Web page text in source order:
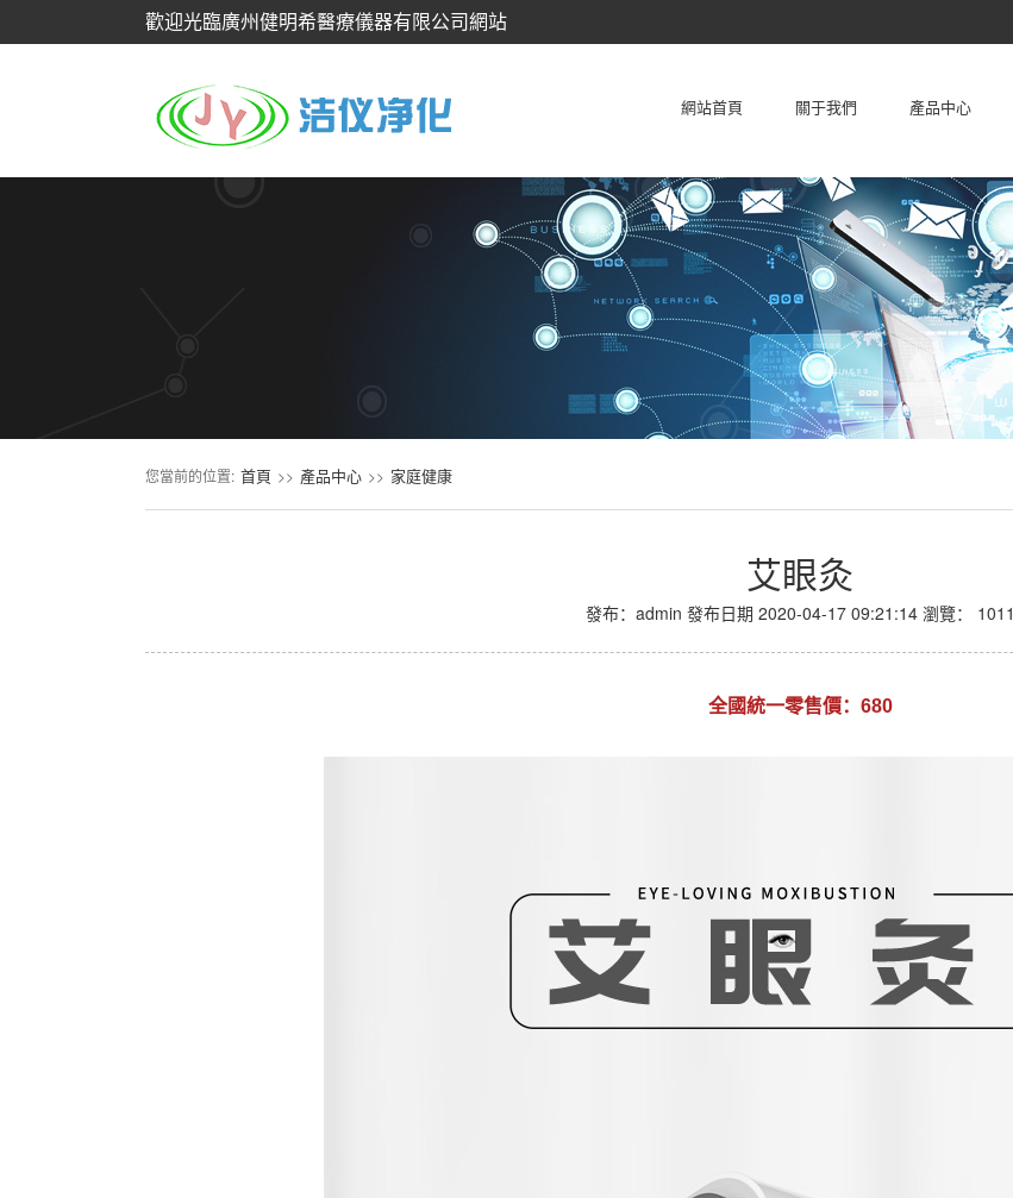
歡迎光臨廣州健明希醫療儀器有限公司網站
網站首頁 關于我們 產品中心
您當前的位置: 首頁 >> 產品中心 >> 家庭健康
艾眼灸
發布：admin 發布日期 2020-04-17 09:21:14 瀏覽： 1011
全國統一零售價：680